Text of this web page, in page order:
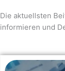
Die aktuellsten
informieren und